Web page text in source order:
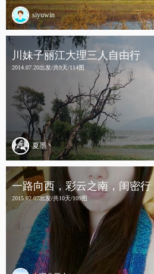
siyuwin
川妹子丽江大理三人自由行
2014.07.20出发/共9天/114图
夏墨丶
一路向西，彩云之南，闺密行
2015.02.07出发/共10天/109图